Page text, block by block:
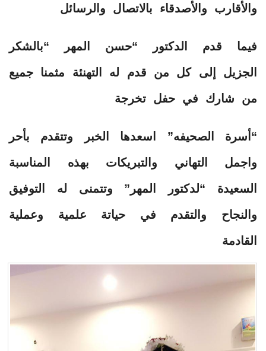
والأقارب والأصدقاء بالاتصال والرسائل
فيما قدم الدكتور “حسن المهر “بالشكر
الجزيل إلى كل من قدم له التهنئة مثمنا جميع
من شارك في حفل تخرجة
“أسرة الصحيفه” اسعدها الخبر وتتقدم بأحر
واجمل التهاني والتبريكات بهذه المناسبة
السعيدة “لدكتور المهر” وتتمنى له التوفيق
والنجاح والتقدم في حياتة علمية وعملية
القادمة